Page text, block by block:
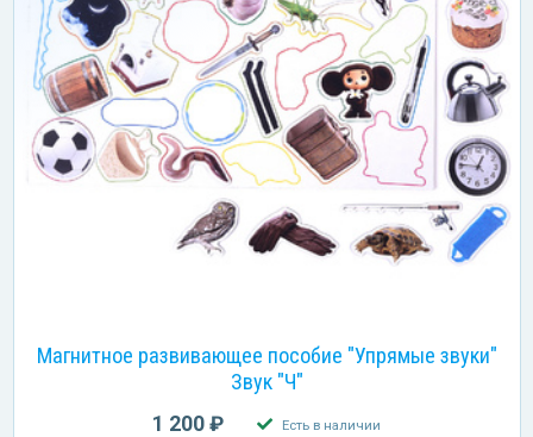
Магнитное развивающее пособие "Упрямые звуки"
Звук "Ч"
1 200 ₽ Есть в наличии